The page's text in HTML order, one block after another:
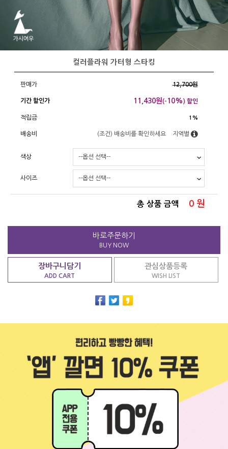
컬러플라워 가터형 스타킹
판매가 12,700원
기간 할인가 11,430원(- 10%) 할인
적립금 1%
배송비 (조건) 배송비를 확인하세요 지역별
색상
사이즈
총 상품 금액 0 원
바로주문하기
BUY NOW
장바구니담기
ADD CART
관심상품등록
WISH LIST